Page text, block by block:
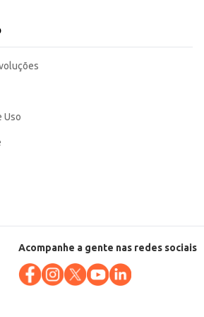
Uso
Acompanhe a gente nas redes sociais